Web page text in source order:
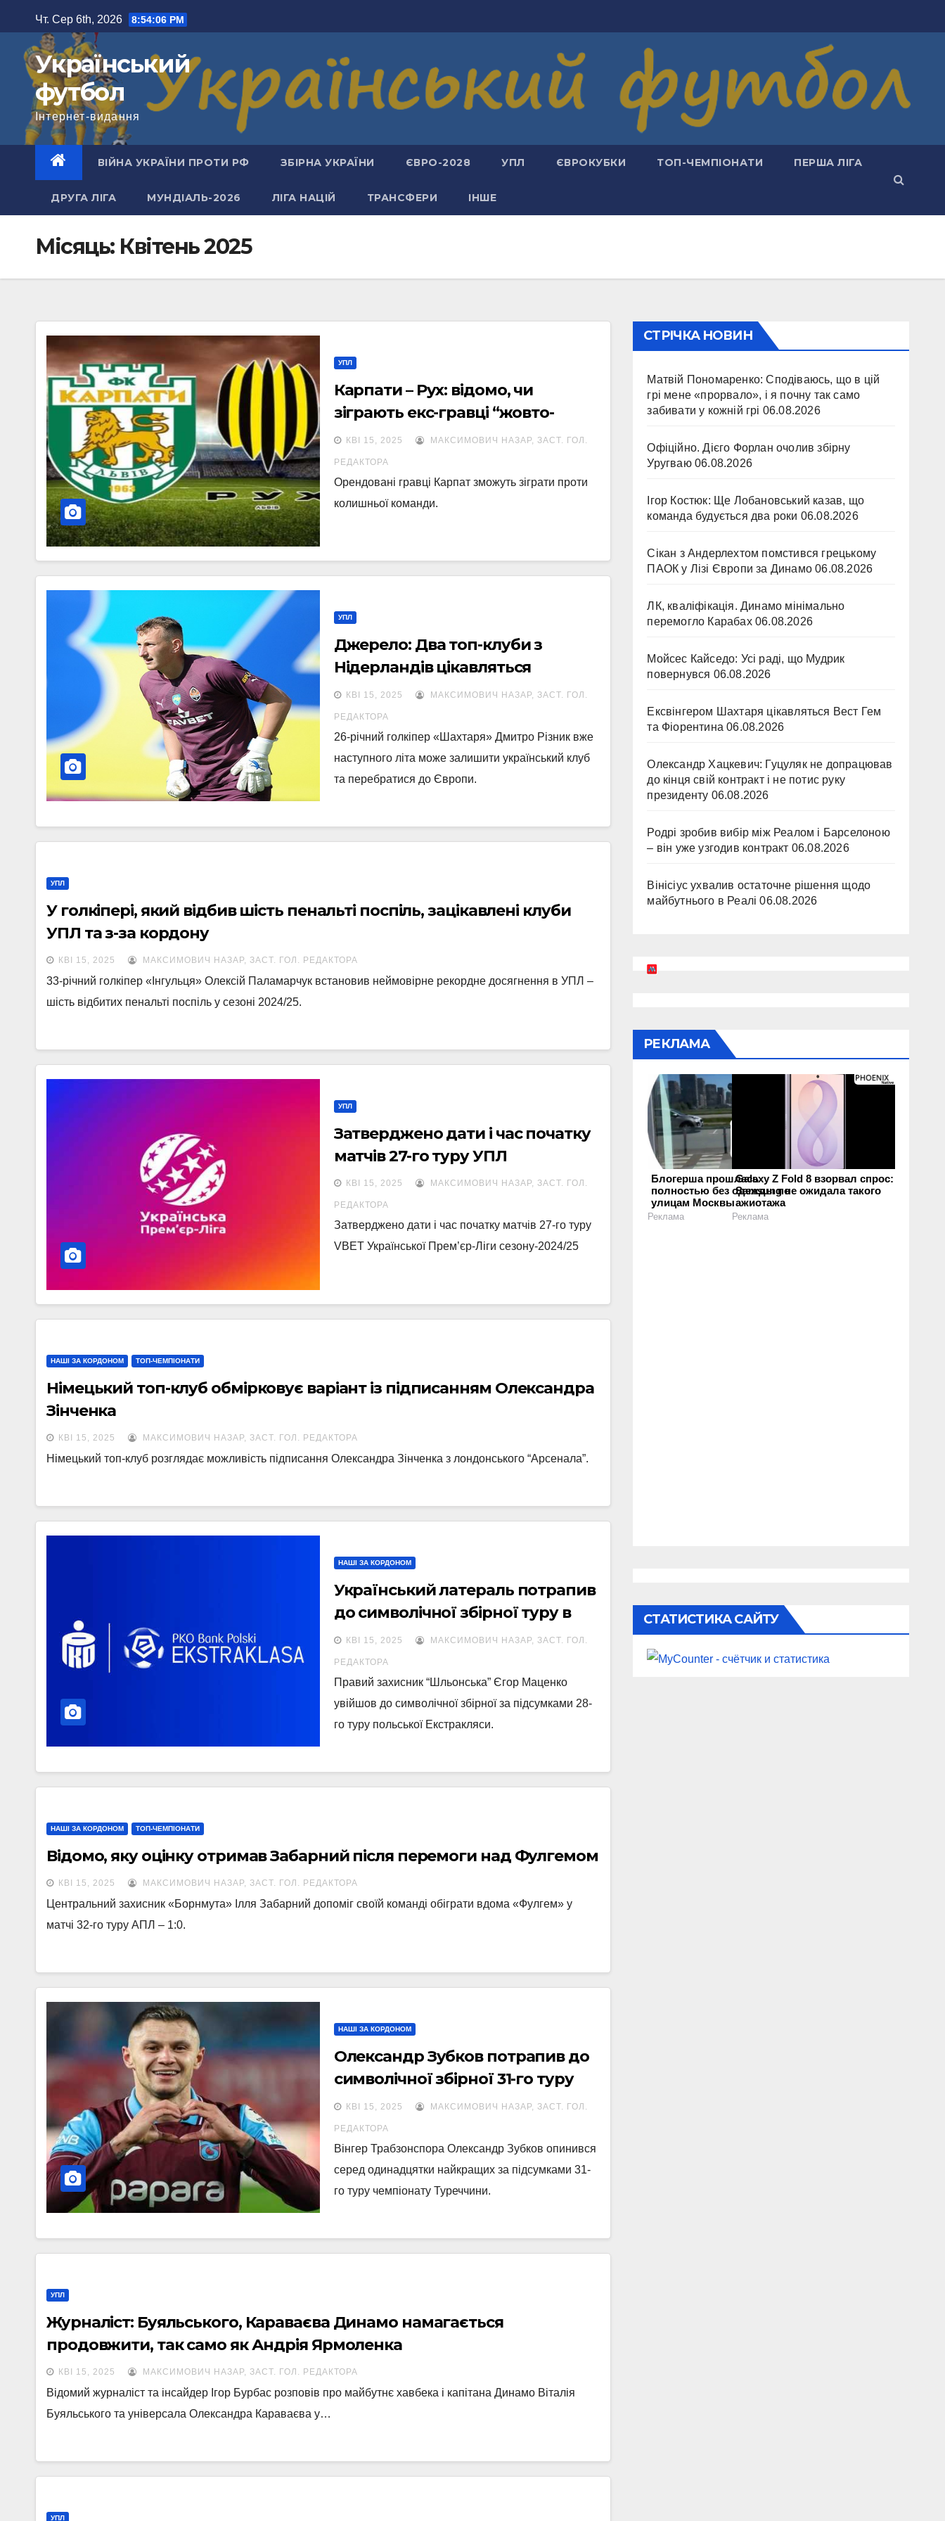
до
вмісту
Чт. Сер 6th, 2026 8:54:07 PM
Український
футбол
Інтернет-видання
ВІЙНА УКРАЇНИ ПРОТИ РФ ЗБІРНА УКРАЇНИ ЄВРО-2028 УПЛ ЄВРОКУБКИ ТОП-ЧЕМПІОНАТИ ПЕРША ЛІГА
ДРУГА ЛІГА МУНДІАЛЬ-2026 ЛІГА НАЦІЙ ТРАНСФЕРИ ІНШЕ
Місяць: Квітень 2025
УПЛ
Карпати – Рух: відомо, чи
зіграють екс-гравці “жовто-
чорних” у львівському дербі
КВІ 15, 2025 МАКСИМОВИЧ НАЗАР, ЗАСТ. ГОЛ.
РЕДАКТОРА
Орендовані гравці Карпат зможуть зіграти проти
колишньої команди.
УПЛ
Джерело: Два топ-клуби з
Нідерландів цікавляться
Різником
КВІ 15, 2025 МАКСИМОВИЧ НАЗАР, ЗАСТ. ГОЛ.
РЕДАКТОРА
26-річний голкіпер «Шахтаря» Дмитро Різник вже
наступного літа може залишити український клуб
та перебратися до Європи.
УПЛ
У голкіпері, який відбив шість пенальті поспіль, зацікавлені клуби
УПЛ та з-за кордону
КВІ 15, 2025 МАКСИМОВИЧ НАЗАР, ЗАСТ. ГОЛ. РЕДАКТОРА
33-річний голкіпер «Інгульця» Олексій Паламарчук встановив неймовірне рекордне досягнення в УПЛ –
шість відбитих пенальті поспіль у сезоні 2024/25.
УПЛ
Затверджено дати і час початку
матчів 27-го туру УПЛ
КВІ 15, 2025 МАКСИМОВИЧ НАЗАР, ЗАСТ. ГОЛ.
РЕДАКТОРА
Затверджено дати і час початку матчів 27-го туру
VBET Української Прем’єр-Ліги сезону-2024/25
НАШІ ЗА КОРДОНОМ ТОП-ЧЕМПІОНАТИ
Німецький топ-клуб обмірковує варіант із підписанням Олександра
Зінченка
КВІ 15, 2025 МАКСИМОВИЧ НАЗАР, ЗАСТ. ГОЛ. РЕДАКТОРА
Німецький топ-клуб розглядає можливість підписання Олександра Зінченка з лондонського “Арсенала”.
НАШІ ЗА КОРДОНОМ
Український латераль потрапив
до символічної збірної туру в
чемпіонаті Польщі
КВІ 15, 2025 МАКСИМОВИЧ НАЗАР, ЗАСТ. ГОЛ.
РЕДАКТОРА
Правий захисник “Шльонська” Єгор Маценко
увійшов до символічної збірної за підсумками 28-
го туру польської Екстракляси.
НАШІ ЗА КОРДОНОМ ТОП-ЧЕМПІОНАТИ
Відомо, яку оцінку отримав Забарний після перемоги над Фулгемом
КВІ 15, 2025 МАКСИМОВИЧ НАЗАР, ЗАСТ. ГОЛ. РЕДАКТОРА
Центральний захисник «Борнмута» Ілля Забарний допоміг своїй команді обіграти вдома «Фулгем» у
матчі 32-го туру АПЛ – 1:0.
НАШІ ЗА КОРДОНОМ
Олександр Зубков потрапив до
символічної збірної 31-го туру
Суперліги
КВІ 15, 2025 МАКСИМОВИЧ НАЗАР, ЗАСТ. ГОЛ.
РЕДАКТОРА
Вінгер Трабзонспора Олександр Зубков опинився
серед одинадцятки найкращих за підсумками 31-
го туру чемпіонату Туреччини.
УПЛ
Журналіст: Буяльського, Караваєва Динамо намагається
продовжити, так само як Андрія Ярмоленка
КВІ 15, 2025 МАКСИМОВИЧ НАЗАР, ЗАСТ. ГОЛ. РЕДАКТОРА
Відомий журналіст та інсайдер Ігор Бурбас розповів про майбутнє хавбека і капітана Динамо Віталія
Буяльського та універсала Олександра Караваєва у…
УПЛ
СТРІЧКА НОВИН
Матвій Пономаренко: Сподіваюсь, що в цій
грі мене «прорвало», і я почну так само
забивати у кожній грі 06.08.2026
Офіційно. Дієго Форлан очолив збірну
Уругваю 06.08.2026
Ігор Костюк: Ще Лобановський казав, що
команда будується два роки 06.08.2026
Сікан з Андерлехтом помстився грецькому
ПАОК у Лізі Європи за Динамо 06.08.2026
ЛК, кваліфікація. Динамо мінімально
перемогло Карабах 06.08.2026
Мойсес Кайседо: Усі раді, що Мудрик
повернувся 06.08.2026
Ексвінгером Шахтаря цікавляться Вест Гем
та Фіорентина 06.08.2026
Олександр Хацкевич: Гуцуляк не допрацював
до кінця свій контракт і не потис руку
президенту 06.08.2026
Родрі зробив вибір між Реалом і Барселоною
– він уже узгодив контракт 06.08.2026
Вінісіус ухвалив остаточне рішення щодо
майбутнього в Реалі 06.08.2026
РЕКЛАМА
Блогерша прошлась
полностью без одежды по
улицам Москвы
Реклама
Galaxy Z Fold 8 взорвал спрос:
Samsung не ожидала такого
ажиотажа
Реклама
СТАТИСТИКА САЙТУ